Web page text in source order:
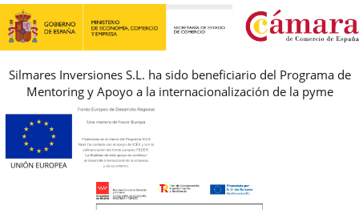
REBAJAS
Silmares Inversiones S.L. ha sido beneficiario del Programa de
Mentoring y Apoyo a la internacionalización de la pyme